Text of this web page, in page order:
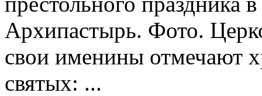
Архипастырь. Фото.
свои именины отмечают
святых: ...